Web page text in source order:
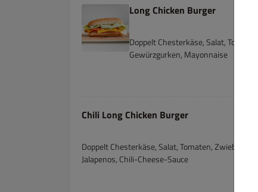
Long Chicken Burger
Doppelt Chesterkäse, Salat,
Gewürzgurken, Mayonnaise
Chili Long Chicken Burger
Doppelt Chesterkäse, Salat, Tomaten, Zwiebeln,
Jalapenos, Chili-Cheese-Sauce